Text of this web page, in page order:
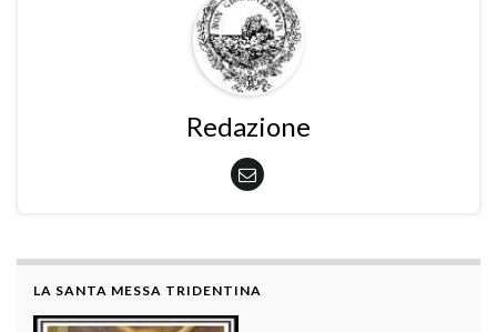
Redazione
LA SANTA MESSA TRIDENTINA